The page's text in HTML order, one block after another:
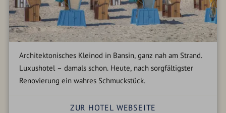
Architektonisches Kleinod in Bansin, ganz nah am Strand.
Luxushotel – damals schon. Heute, nach sorgfältigster
Renovierung ein wahres Schmuckstück.
ZUR HOTEL WEBSEITE